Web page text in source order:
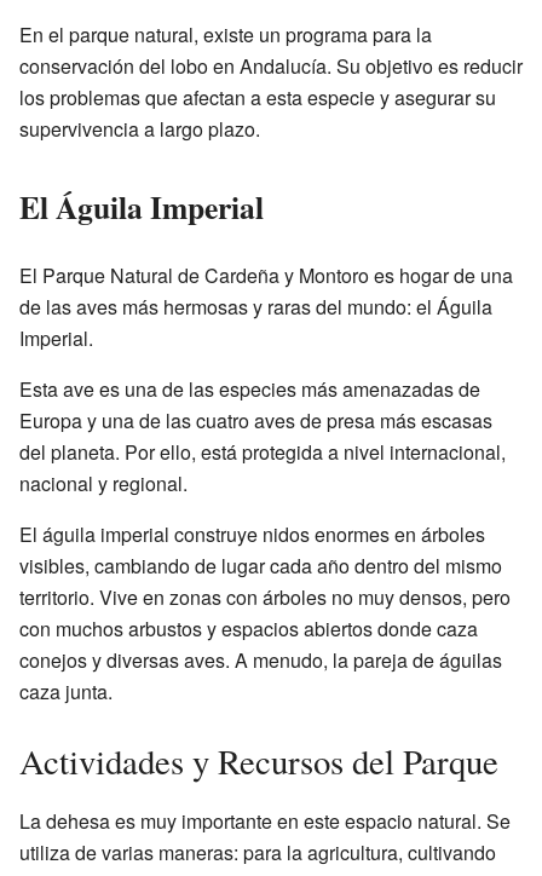
En el parque natural, existe un programa para la
conservación del lobo en Andalucía. Su objetivo es reducir
los problemas que afectan a esta especie y asegurar su
supervivencia a largo plazo.
El Águila Imperial
El Parque Natural de Cardeña y Montoro es hogar de una
de las aves más hermosas y raras del mundo: el Águila
Imperial.
Esta ave es una de las especies más amenazadas de
Europa y una de las cuatro aves de presa más escasas
del planeta. Por ello, está protegida a nivel internacional,
nacional y regional.
El águila imperial construye nidos enormes en árboles
visibles, cambiando de lugar cada año dentro del mismo
territorio. Vive en zonas con árboles no muy densos, pero
con muchos arbustos y espacios abiertos donde caza
conejos y diversas aves. A menudo, la pareja de águilas
caza junta.
Actividades y Recursos del Parque
La dehesa es muy importante en este espacio natural. Se
utiliza de varias maneras: para la agricultura, cultivando